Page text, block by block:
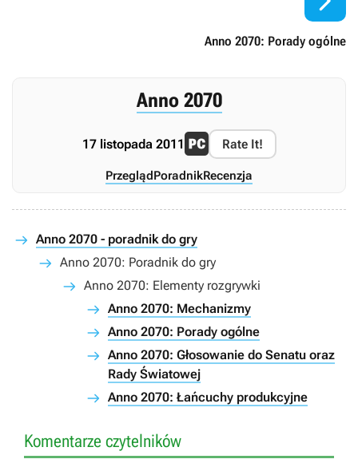
Anno 2070: Porady ogólne
Anno 2070
17 listopada 2011 Rate It!
PrzeglądPoradnikRecenzja
Anno 2070 - poradnik do gry
Anno 2070: Poradnik do gry
Anno 2070: Elementy rozgrywki
Anno 2070: Mechanizmy
Anno 2070: Porady ogólne
Anno 2070: Głosowanie do Senatu oraz
Rady Światowej
Anno 2070: Łańcuchy produkcyjne
Komentarze czytelników